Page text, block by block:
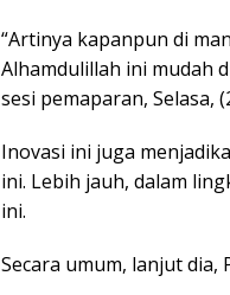
“Artinya kapanpun di
Alhamdulillah ini mudah
sesi pemaparan, Selasa,
Inovasi ini juga
ini. Lebih jauh, dalam
ini.
Secara umum, lanjut